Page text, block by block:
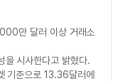
만 달러 이상 거래소
을 시사한다고 밝혔다.
기준으로 13.36달러에